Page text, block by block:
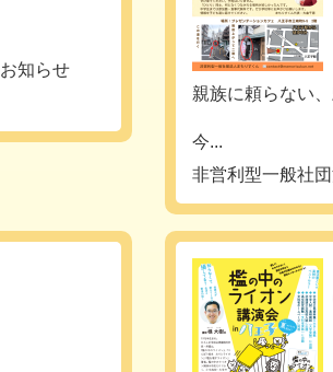
知らせ
親族に頼らない
今...
非営利型一般社